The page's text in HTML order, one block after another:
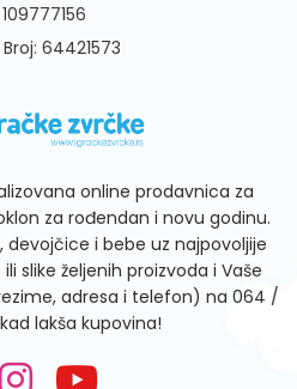
109777156
64421573
online prodavnica za
za rođendan i novu godinu.
devojčice i bebe uz najpovoljije
slike željenih proizvoda i Vaše
adresa i telefon) na 064 /
lakša kupovina!